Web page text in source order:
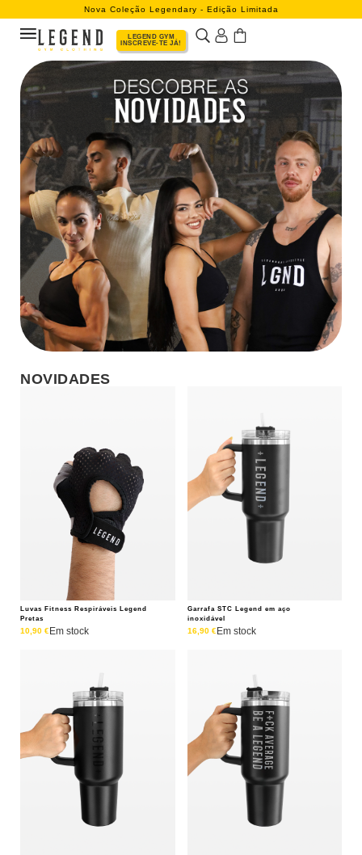
Nova Coleção Legendary - Edição Limitada
LEGEND GYM
INSCREVE-TE JÁ!
NOVIDADES
Luvas Fitness Respiráveis Legend
Pretas
10,90 €Em stock
Garrafa STC Legend em aço
inoxidável
16,90 €Em stock